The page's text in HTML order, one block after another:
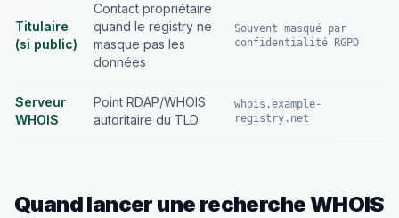
Titulaire
(si public)
Contact propriétaire
quand le registry ne
masque pas les
données
Souvent masqué par
confidentialité RGPD
Serveur
WHOIS
Point RDAP/WHOIS
autoritaire du TLD
whois.example-
registry.net
Quand lancer une recherche WHOIS